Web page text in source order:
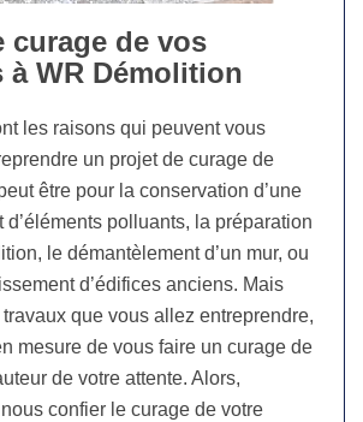
curage de vos
à WR Démolition
les raisons qui peuvent vous
un projet de curage de
être pour la conservation d’une
d’éléments polluants, la préparation
le démantèlement d’un mur, ou
d’édifices anciens. Mais
que vous allez entreprendre,
mesure de vous faire un curage de
de votre attente. Alors,
confier le curage de votre